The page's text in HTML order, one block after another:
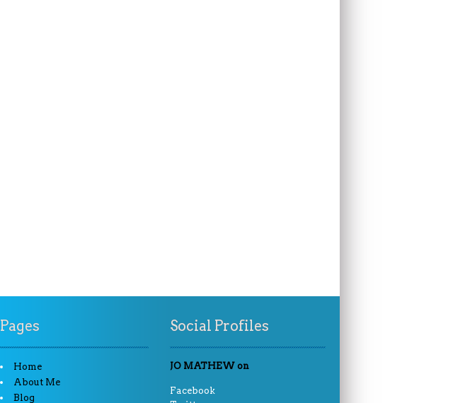
Pages
Home
About Me
Blog
Social Profiles
JO MATHEW on
Facebook